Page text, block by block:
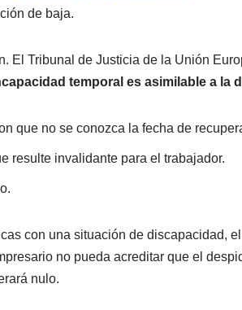
de baja.
El Tribunal de Justicia de la Unión
temporal es asimilable a la
que no se conozca la fecha de
resulte invalidante para el trabajador.
con una situación de discapacidad,
no pueda acreditar que el
nulo.